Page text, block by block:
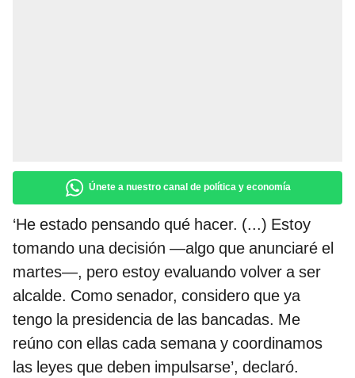
Únete a nuestro canal de política y economía
‘He estado pensando qué hacer. (...) Estoy
tomando una decisión —algo que anunciaré el
martes—, pero estoy evaluando volver a ser
alcalde. Como senador, considero que ya
tengo la presidencia de las bancadas. Me
reúno con ellas cada semana y coordinamos
las leyes que deben impulsarse’, declaró.